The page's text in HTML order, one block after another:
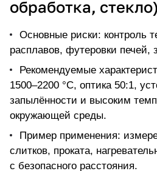
обработка, стекло)
Основные риски: контроль
расплавов, футеровки печей,
Рекомендуемые
1500–2200 °C, оптика 50:1,
запылённости и высоким
окружающей среды.
Пример применения:
слитков, проката,
с безопасного расстояния.